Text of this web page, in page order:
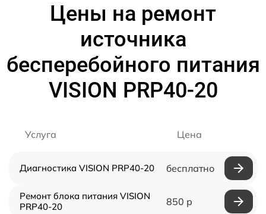
Цены на ремонт
источника
бесперебойного питания
VISION PRP40-20
Услуга Цена
Диагностика VISION PRP40-20 бесплатно
Ремонт блока питания VISION
PRP40-20
850 р